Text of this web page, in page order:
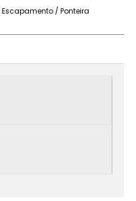
Escapamento / Ponteira